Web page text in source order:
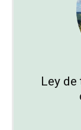
Ley de